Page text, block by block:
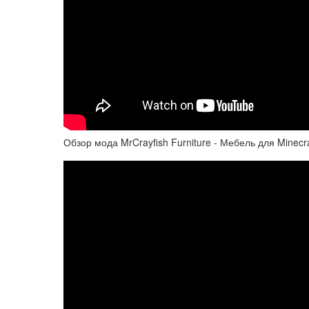
Обзор мода MrCrayfish Furniture - Мебель для